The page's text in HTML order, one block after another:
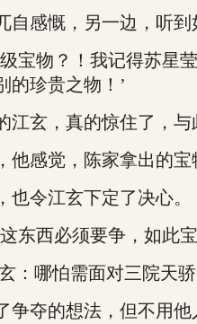
感慨，另一边，听到
物？！我记得苏星莹
的珍贵之物！’
玄，真的惊住了，与
感觉，陈家拿出的宝
令江玄下定了决心。
西必须要争，如此宝
：哪怕需面对三院天
的想法，但不用他